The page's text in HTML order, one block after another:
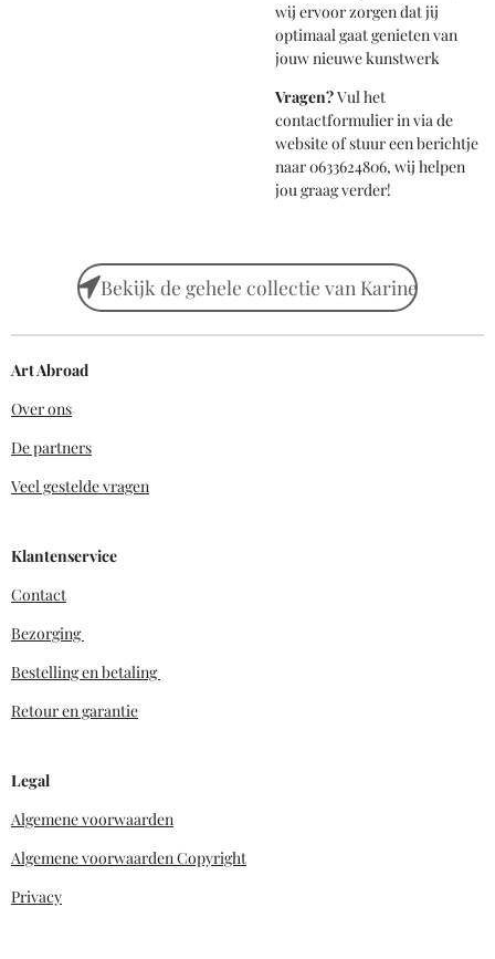
wij ervoor zorgen dat jij
optimaal gaat genieten van
jouw nieuwe kunstwerk
Vragen?Vul het
contactformulier in via de
website of stuur een berichtje
naar 0633624806, wij helpen
jou graag verder!
Bekijk de gehele collectie van Karine
Art Abroad
Over ons
De partners
Veel gestelde vragen
Klantenservice
Contact
Bezorging
Bestelling en betaling
Retour en garantie
Legal
Algemene voorwaarden
Algemene voorwaarden Copyright
Privacy